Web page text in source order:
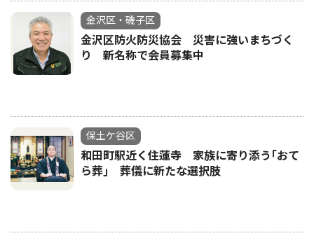
金沢区・磯子区
金沢区防火防災協会 災害に強いまちづく
り 新名称で会員募集中
保土ケ谷区
和田町駅近く住蓮寺 家族に寄り添う｢おて
ら葬｣ 葬儀に新たな選択肢